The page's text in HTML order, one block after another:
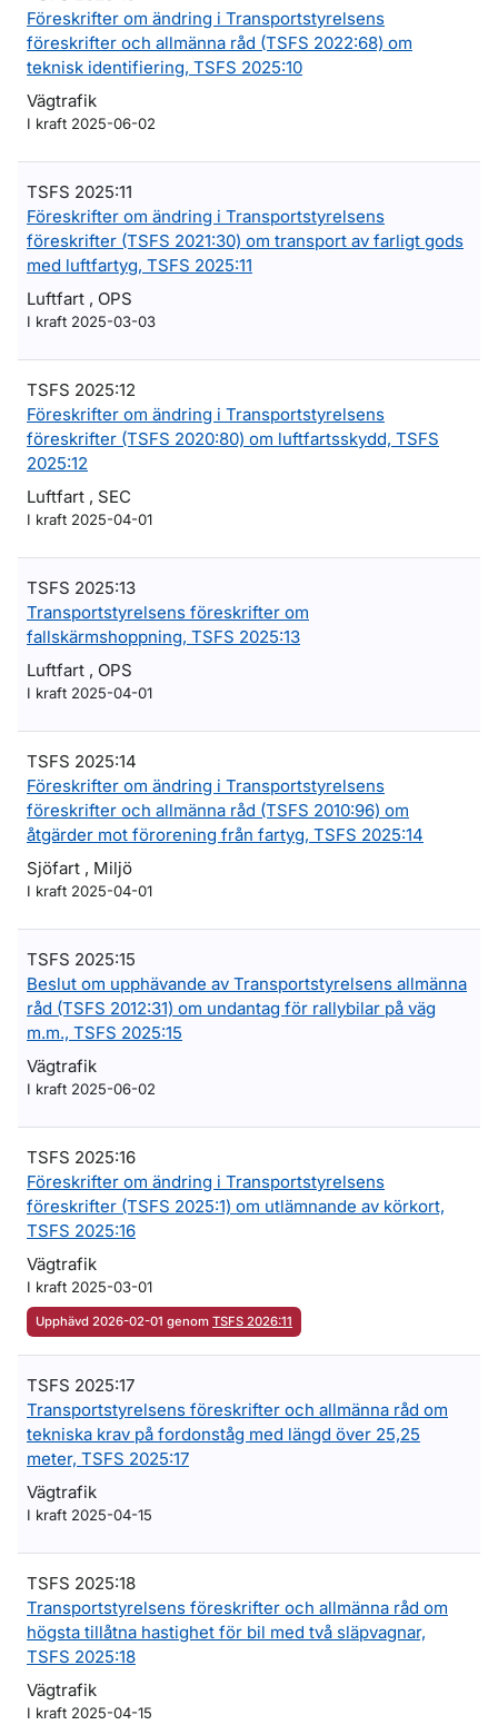
Föreskrifter om ändring i Transportstyrelsens
föreskrifter och allmänna råd (TSFS 2022:68) om
teknisk identifiering, TSFS 2025:10
Vägtrafik
I kraft 2025-06-02
TSFS 2025:11
Föreskrifter om ändring i Transportstyrelsens
föreskrifter (TSFS 2021:30) om transport av farligt gods
med luftfartyg, TSFS 2025:11
Luftfart , OPS
I kraft 2025-03-03
TSFS 2025:12
Föreskrifter om ändring i Transportstyrelsens
föreskrifter (TSFS 2020:80) om luftfartsskydd, TSFS
2025:12
Luftfart , SEC
I kraft 2025-04-01
TSFS 2025:13
Transportstyrelsens föreskrifter om
fallskärmshoppning, TSFS 2025:13
Luftfart , OPS
I kraft 2025-04-01
TSFS 2025:14
Föreskrifter om ändring i Transportstyrelsens
föreskrifter och allmänna råd (TSFS 2010:96) om
åtgärder mot förorening från fartyg, TSFS 2025:14
Sjöfart , Miljö
I kraft 2025-04-01
TSFS 2025:15
Beslut om upphävande av Transportstyrelsens allmänna
råd (TSFS 2012:31) om undantag för rallybilar på väg
m.m., TSFS 2025:15
Vägtrafik
I kraft 2025-06-02
TSFS 2025:16
Föreskrifter om ändring i Transportstyrelsens
föreskrifter (TSFS 2025:1) om utlämnande av körkort,
TSFS 2025:16
Vägtrafik
I kraft 2025-03-01
Upphävd 2026-02-01 genom TSFS 2026:11
TSFS 2025:17
Transportstyrelsens föreskrifter och allmänna råd om
tekniska krav på fordonståg med längd över 25,25
meter, TSFS 2025:17
Vägtrafik
I kraft 2025-04-15
TSFS 2025:18
Transportstyrelsens föreskrifter och allmänna råd om
högsta tillåtna hastighet för bil med två släpvagnar,
TSFS 2025:18
Vägtrafik
I kraft 2025-04-15